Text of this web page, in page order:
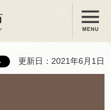
メニュー
更新日：2021年6月1日